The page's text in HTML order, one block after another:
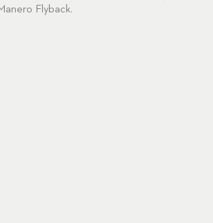
Flyback.